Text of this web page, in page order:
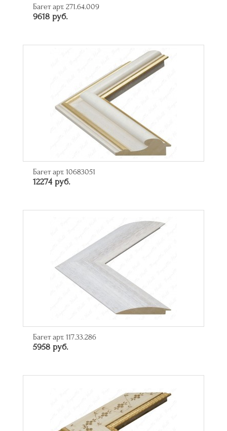
Багет арт. 271.64.009
9618 руб.
Багет арт. 10683051
12274 руб.
Багет арт. 117.33.286
5958 руб.